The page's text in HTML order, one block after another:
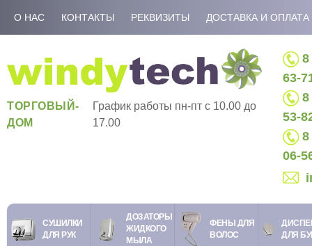
О НАС КОНТАКТЫ РЕКВИЗИТЫ ДОСТАВКА И ОПЛАТА
ТОРГОВЫЙ-
ДОМ
График работы пн-пт c 10.00 до
17.00
8
63-
8
53-
8
06-
СУШИЛКИ
ДЛЯ РУК
ДОЗАТОРЫ
ЖИДКОГО
МЫЛА
ФЕНЫ ДЛЯ
ВОЛОС
ДЛЯ